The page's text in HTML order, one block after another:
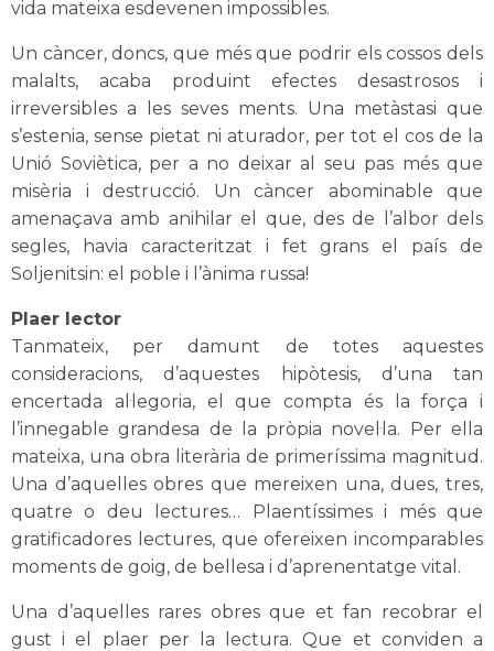
vida mateixa esdevenen impossibles.
Un càncer, doncs, que més que podrir els cossos dels
malalts, acaba produint efectes desastrosos i
irreversibles a les seves ments. Una metàstasi que
s’estenia, sense pietat ni aturador, per tot el cos de la
Unió Soviètica, per a no deixar al seu pas més que
misèria i destrucció. Un càncer abominable que
amenaçava amb anihilar el que, des de l’albor dels
segles, havia caracteritzat i fet grans el país de
Soljenitsin: el poble i l’ànima russa!
Plaer lector
Tanmateix, per damunt de totes aquestes
consideracions, d’aquestes hipòtesis, d’una tan
encertada al·legoria, el que compta és la força i
l’innegable grandesa de la pròpia novel·la. Per ella
mateixa, una obra literària de primeríssima magnitud.
Una d’aquelles obres que mereixen una, dues, tres,
quatre o deu lectures… Plaentíssimes i més que
gratificadores lectures, que ofereixen incomparables
moments de goig, de bellesa i d’aprenentatge vital.
Una d’aquelles rares obres que et fan recobrar el
gust i el plaer per la lectura. Que et conviden a